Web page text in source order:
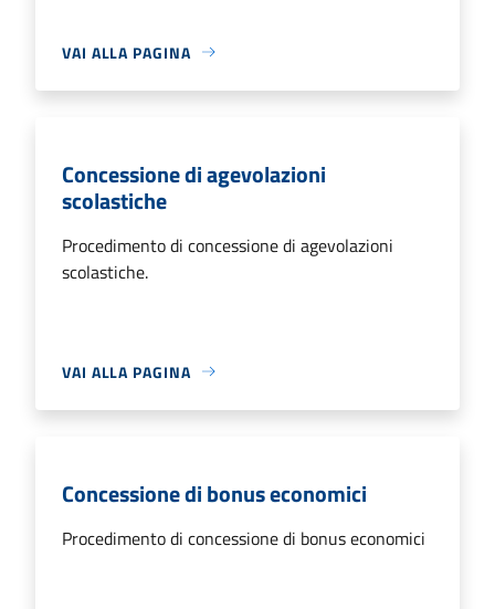
VAI ALLA PAGINA
Concessione di agevolazioni
scolastiche
Procedimento di concessione di agevolazioni
scolastiche.
VAI ALLA PAGINA
Concessione di bonus economici
Procedimento di concessione di bonus economici